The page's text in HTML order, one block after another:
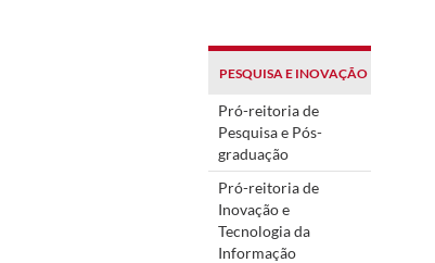
PESQUISA E INOVAÇÃO
Pró-reitoria de
Pesquisa e Pós-
graduação
Pró-reitoria de
Inovação e
Tecnologia da
Informação